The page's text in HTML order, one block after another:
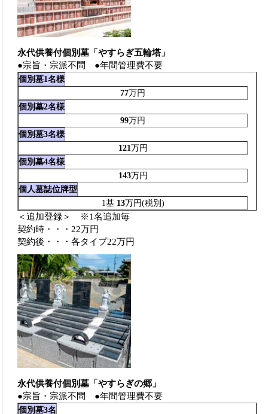
永代供養付個別墓「やすらぎ五輪塔」
●宗旨・宗派不問 ●年間管理費不要
個別墓1名様
77万円
個別墓2名様
99万円
個別墓3名様
121万円
個別墓4名様
143万円
個人墓誌位牌型
1基 13万円(税別)
＜追加登録＞ ※1名追加毎
契約時・・・22万円
契約後・・・各タイプ22万円
永代供養付個別墓「やすらぎの郷」
●宗旨・宗派不問 ●年間管理費不要
個別墓3名